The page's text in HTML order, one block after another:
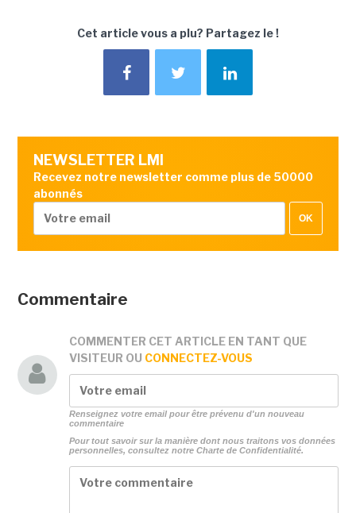
Cet article vous a plu? Partagez le !
NEWSLETTER LMI
Recevez notre newsletter comme plus de 50000
abonnés
OK
Commentaire
COMMENTER CET ARTICLE EN TANT QUE
VISITEUR OU CONNECTEZ-VOUS
Renseignez votre email pour être prévenu d'un nouveau
commentaire
Pour tout savoir sur la manière dont nous traitons vos données
personnelles, consultez notre Charte de Confidentialité.